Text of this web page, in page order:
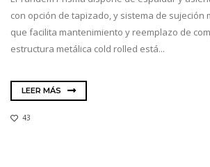
con opción de tapizado, y sistema de sujeción
que facilita mantenimiento y reemplazo de
estructura metálica cold rolled está...
LEER MÁS
43